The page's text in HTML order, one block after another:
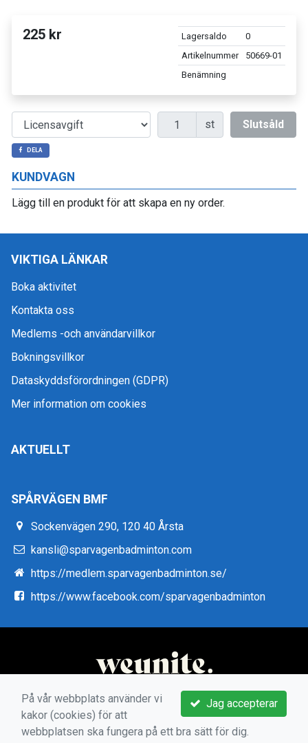
KUNDVAGN
Lägg till en produkt för att skapa en ny order.
225 kr Lagersaldo
0
Artikelnummer
50669-01
Benämning
Antal st Slutsåld
DELA
VIKTIGA LÄNKAR
Boka aktivitet
Kontakta oss
Medlems -och användarvillkor
Bokningsvillkor
Dataskyddsförordningen (GDPR)
Mer information om cookies
AKTUELLT
SPÅRVÄGEN BMF
Sockenvägen 290, 120 40 Årsta
kansli@sparvagenbadminton.com
https://medlem.sparvagenbadminton.se/
https://www.facebook.com/sparvagenbadminton
Jag accepterar
På vår webbplats använder vi
kakor (cookies) för att
webbplatsen ska fungera på ett bra sätt för dig.